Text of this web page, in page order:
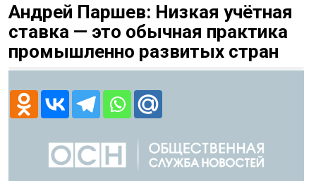
Андрей Паршев: Низкая учётная
ставка — это обычная практика
промышленно развитых стран